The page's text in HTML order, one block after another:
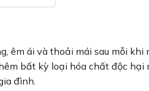
êm ái và thoải mái sau mỗi khi
bất kỳ loại hóa chất độc hại
đình.